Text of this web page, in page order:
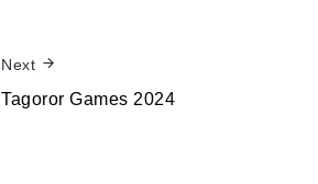
Next
Tagoror Games 2024